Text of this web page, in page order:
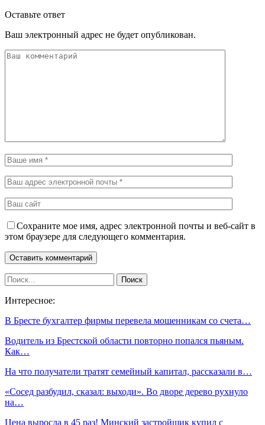
Оставьте ответ
Ваш электронный адрес не будет опубликован.
Сохраните мое имя, адрес электронной почты и веб-сайт в
этом браузере для следующего комментария.
Интересное:
В Бресте бухгалтер фирмы перевела мошенникам со счета…
Водитель из Брестской области повторно попался пьяным.
Как…
На что получатели тратят семейный капитал, рассказали в…
«Сосед разбудил, сказал: выходи». Во дворе дерево рухнуло
на…
Цена выросла в 45 раз! Минский застройщик купил с